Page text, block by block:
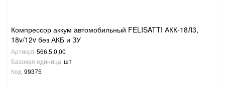
ТОВАРЫ ДЛЯ АВТО
ТОВАРЫ ДЛЯ ДОМА
Компрессор аккум автомобильный FELISATTI АКК-18Л3,
18v/12v без АКБ и ЗУ
Артикул 566.5.0.00
Базовая единица шт
Код 99375